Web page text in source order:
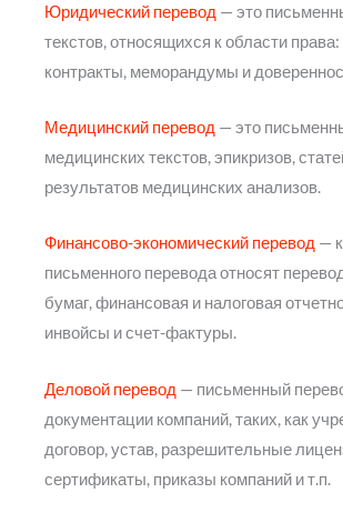
Юридический перевод — это
текстов, относящихся к области
контракты, меморандумы и
Медицинский перевод — это
медицинских текстов, эпикризов,
результатов медицинских анализов.
Финансово-экономический перевод —
письменного перевода относят
бумаг, финансовая и налоговая
инвойсы и счет-фактуры.
Деловой перевод — письменный
документации компаний, таких, как
договор, устав, разрешительные
сертификаты, приказы компаний и т.п.